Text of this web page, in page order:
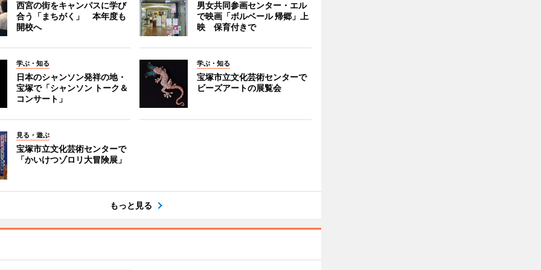
西宮の街をキャンパスに学び
合う「まちがく」 本年度も
開校へ
男女共同参画センター・エル
で映画「ボルベール 帰郷」上
映 保育付きで
学ぶ・知る
日本のシャンソン発祥の地・
宝塚で「シャンソン トーク＆
コンサート」
学ぶ・知る
宝塚市立文化芸術センターで
ビーズアートの展覧会
見る・遊ぶ
宝塚市立文化芸術センターで
「かいけつゾロリ大冒険展」
もっと見る